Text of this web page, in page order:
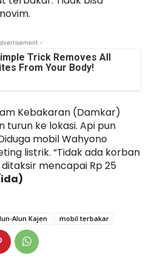
-
Trick Removes All
From Your Body!
Kebakaran (Damkar)
turun ke lokasi. Api pun
mobil Wahyono
listrik. “Tidak ada korban
mencapai Rp 25
Alun Kajen mobil terbakar